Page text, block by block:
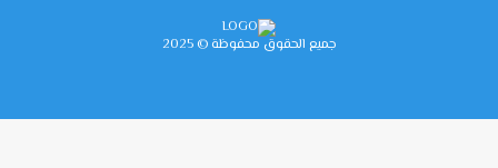
جميع الحقوق محفوظة © 2025